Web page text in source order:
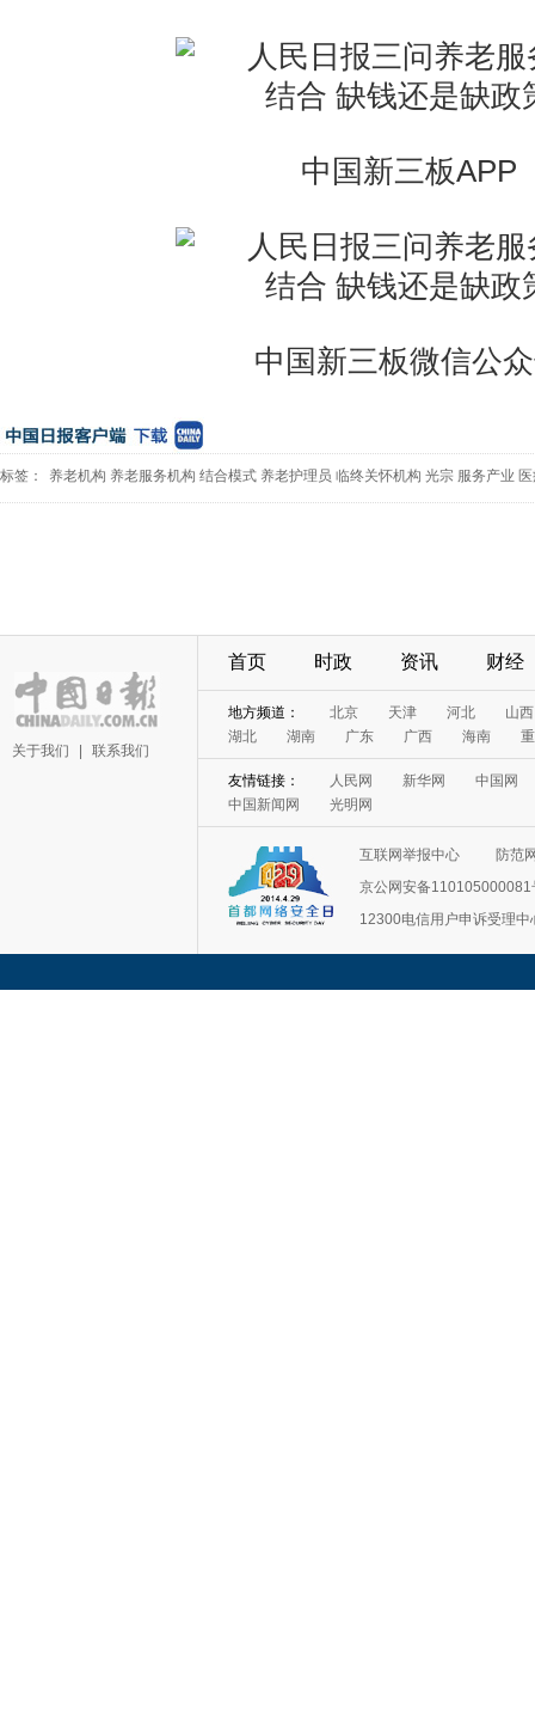
中国新三板APP
中国新三板微信公
标签： 养老机构 养老服务机构 结合模式 养老护理员 临终关怀机构 光宗 服务产业
关于我们 联系我们
首页 时政 资讯 财经
地方频道： 北京 天津 河北
山西
湖北
湖南 广东 广西 海南
友情链接： 人民网 新华网
中国网
中国新闻网
光明网
互联网举报中心
防范
京公网安备110105000081
12300电信用户申诉受理中